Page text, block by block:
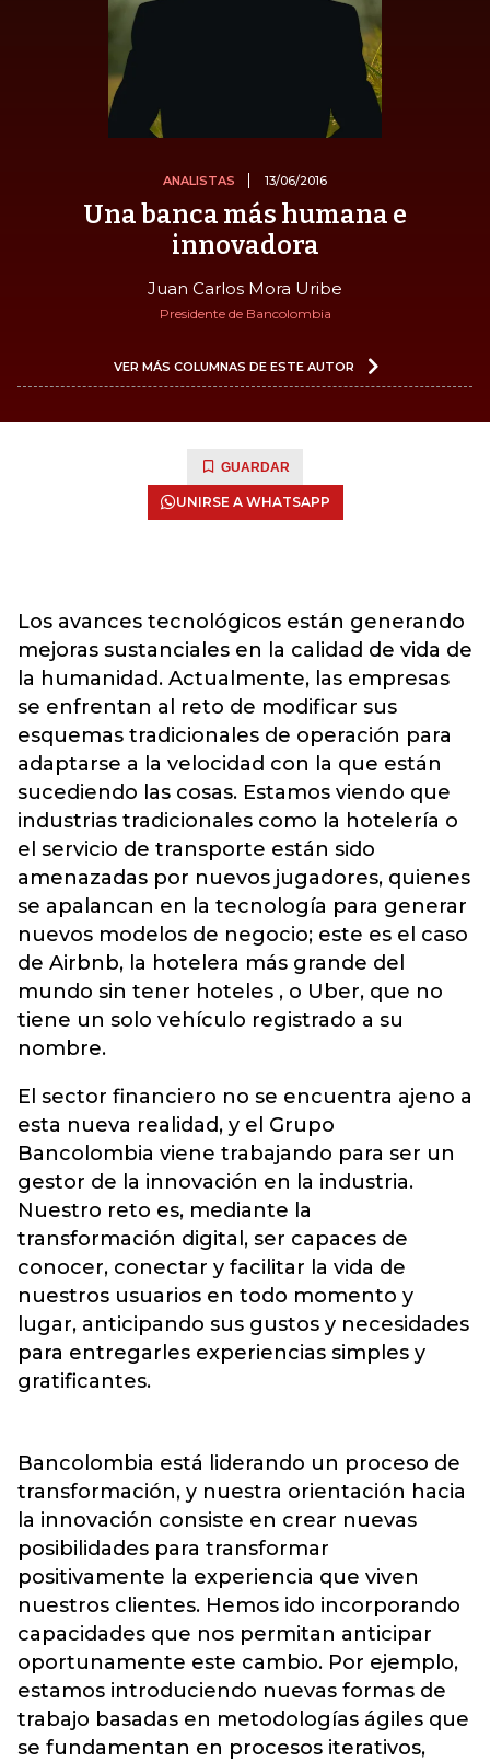
ANALISTAS 13/06/2016
Una banca más humana e
innovadora
Juan Carlos Mora Uribe
Presidente de Bancolombia
VER MÁS COLUMNAS DE ESTE AUTOR
GUARDAR
UNIRSE A WHATSAPP
Los avances tecnológicos están generando
mejoras sustanciales en la calidad de vida de
la humanidad. Actualmente, las empresas
se enfrentan al reto de modificar sus
esquemas tradicionales de operación para
adaptarse a la velocidad con la que están
sucediendo las cosas. Estamos viendo que
industrias tradicionales como la hotelería o
el servicio de transporte están sido
amenazadas por nuevos jugadores, quienes
se apalancan en la tecnología para generar
nuevos modelos de negocio; este es el caso
de Airbnb, la hotelera más grande del
mundo sin tener hoteles , o Uber, que no
tiene un solo vehículo registrado a su
nombre.
El sector financiero no se encuentra ajeno a
esta nueva realidad, y el Grupo
Bancolombia viene trabajando para ser un
gestor de la innovación en la industria.
Nuestro reto es, mediante la
transformación digital, ser capaces de
conocer, conectar y facilitar la vida de
nuestros usuarios en todo momento y
lugar, anticipando sus gustos y necesidades
para entregarles experiencias simples y
gratificantes.
Bancolombia está liderando un proceso de
transformación, y nuestra orientación hacia
la innovación consiste en crear nuevas
posibilidades para transformar
positivamente la experiencia que viven
nuestros clientes. Hemos ido incorporando
capacidades que nos permitan anticipar
oportunamente este cambio. Por ejemplo,
estamos introduciendo nuevas formas de
trabajo basadas en metodologías ágiles que
se fundamentan en procesos iterativos,